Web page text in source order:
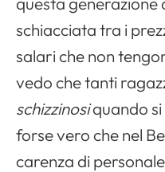
schiacciata tra i
salari che non
vedo che tanti
schizzinosiquando
forse vero che nel
carenza di